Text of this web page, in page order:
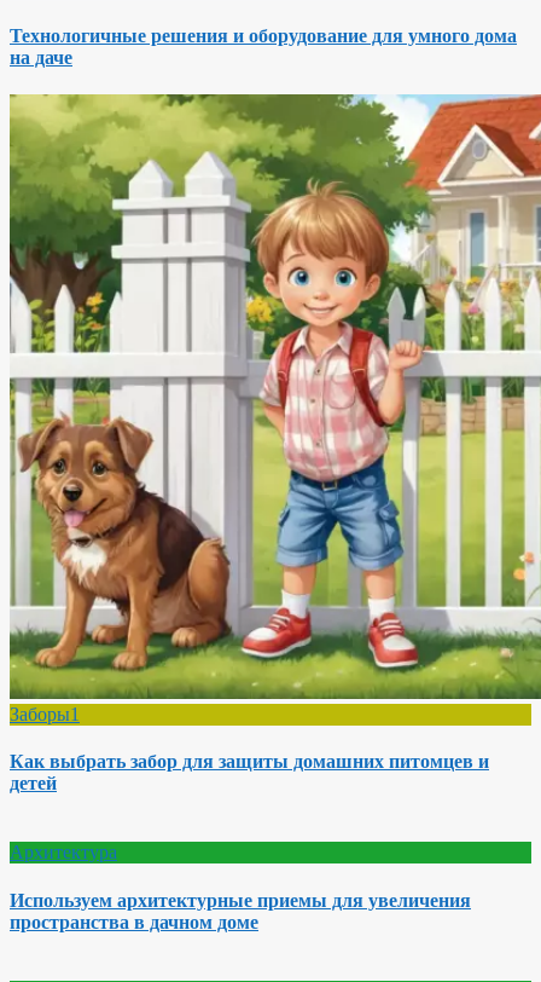
Технологичные решения и оборудование для умного дома
на даче
Заборы1
Как выбрать забор для защиты домашних питомцев и
детей
Архитектура
Используем архитектурные приемы для увеличения
пространства в дачном доме